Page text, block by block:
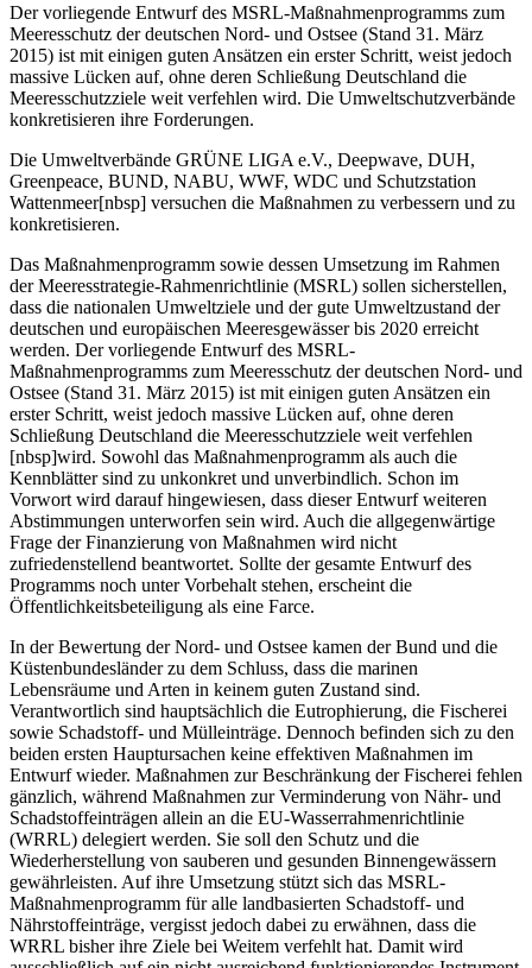
Der vorliegende Entwurf des MSRL-Maßnahmenprogramms zum
Meeresschutz der deutschen Nord- und Ostsee (Stand 31. März
2015) ist mit einigen guten Ansätzen ein erster Schritt, weist jedoch
massive Lücken auf, ohne deren Schließung Deutschland die
Meeresschutzziele weit verfehlen wird. Die Umweltschutzverbände
konkretisieren ihre Forderungen.
Die Umweltverbände GRÜNE LIGA e.V., Deepwave, DUH,
Greenpeace, BUND, NABU, WWF, WDC und Schutzstation
Wattenmeer[nbsp] versuchen die Maßnahmen zu verbessern und zu
konkretisieren.
Das Maßnahmenprogramm sowie dessen Umsetzung im Rahmen
der Meeresstrategie-Rahmenrichtlinie (MSRL) sollen sicherstellen,
dass die nationalen Umweltziele und der gute Umweltzustand der
deutschen und europäischen Meeresgewässer bis 2020 erreicht
werden. Der vorliegende Entwurf des MSRL-
Maßnahmenprogramms zum Meeresschutz der deutschen Nord- und
Ostsee (Stand 31. März 2015) ist mit einigen guten Ansätzen ein
erster Schritt, weist jedoch massive Lücken auf, ohne deren
Schließung Deutschland die Meeresschutzziele weit verfehlen
[nbsp]wird. Sowohl das Maßnahmenprogramm als auch die
Kennblätter sind zu unkonkret und unverbindlich. Schon im
Vorwort wird darauf hingewiesen, dass dieser Entwurf weiteren
Abstimmungen unterworfen sein wird. Auch die allgegenwärtige
Frage der Finanzierung von Maßnahmen wird nicht
zufriedenstellend beantwortet. Sollte der gesamte Entwurf des
Programms noch unter Vorbehalt stehen, erscheint die
Öffentlichkeitsbeteiligung als eine Farce.
In der Bewertung der Nord- und Ostsee kamen der Bund und die
Küstenbundesländer zu dem Schluss, dass die marinen
Lebensräume und Arten in keinem guten Zustand sind.
Verantwortlich sind hauptsächlich die Eutrophierung, die Fischerei
sowie Schadstoff- und Mülleinträge. Dennoch befinden sich zu den
beiden ersten Hauptursachen keine effektiven Maßnahmen im
Entwurf wieder. Maßnahmen zur Beschränkung der Fischerei fehlen
gänzlich, während Maßnahmen zur Verminderung von Nähr- und
Schadstoffeinträgen allein an die EU-Wasserrahmenrichtlinie
(WRRL) delegiert werden. Sie soll den Schutz und die
Wiederherstellung von sauberen und gesunden Binnengewässern
gewährleisten. Auf ihre Umsetzung stützt sich das MSRL-
Maßnahmenprogramm für alle landbasierten Schadstoff- und
Nährstoffeinträge, vergisst jedoch dabei zu erwähnen, dass die
WRRL bisher ihre Ziele bei Weitem verfehlt hat. Damit wird